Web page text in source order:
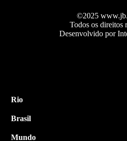
©2025
Todos os direitos
Desenvolvido por
Rio
Brasil
Mundo